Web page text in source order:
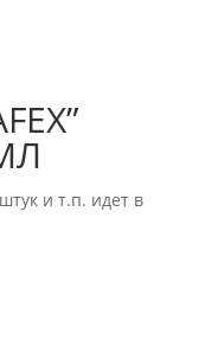
и т.п. идет в